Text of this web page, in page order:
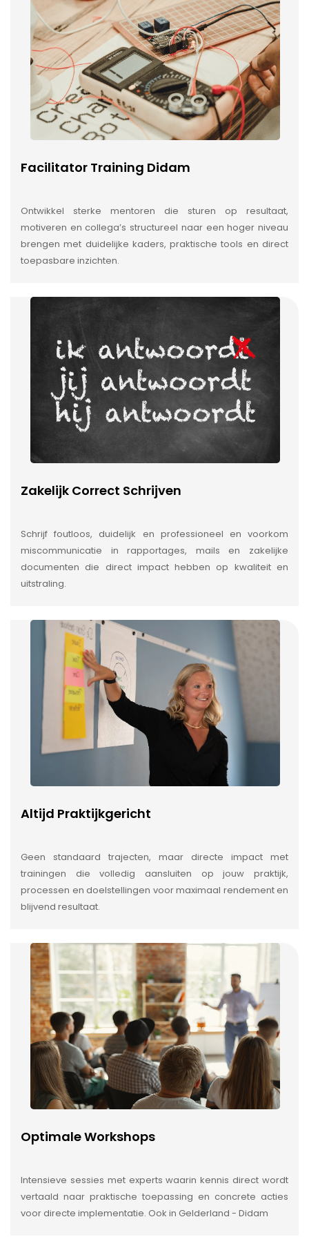
Facilitator Training Didam
Ontwikkel sterke mentoren die sturen op resultaat,
motiveren en collega’s structureel naar een hoger niveau
brengen met duidelijke kaders, praktische tools en direct
toepasbare inzichten.
Zakelijk Correct Schrijven
Schrijf foutloos, duidelijk en professioneel en voorkom
miscommunicatie in rapportages, mails en zakelijke
documenten die direct impact hebben op kwaliteit en
uitstraling.
Altijd Praktijkgericht
Geen standaard trajecten, maar directe impact met
trainingen die volledig aansluiten op jouw praktijk,
processen en doelstellingen voor maximaal rendement en
blijvend resultaat.
Optimale Workshops
Intensieve sessies met experts waarin kennis direct wordt
vertaald naar praktische toepassing en concrete acties
voor directe implementatie. Ook in Gelderland - Didam